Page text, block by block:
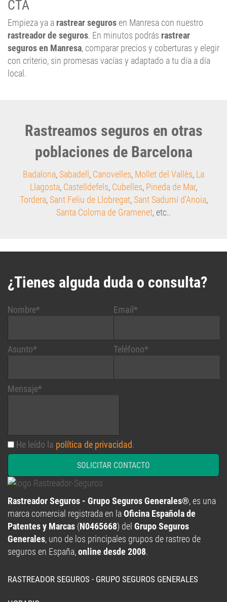
Empieza ya a
rastreador de seguros. En minutos podrás rastrear
seguros en Manresa, comparar precios y coberturas y elegir
con criterio, sin promesas vacías y adaptado a tu día a día
local.
poblaciones de Barcelona
Badalona,Sabadell,Canovelles ,Mollet del Vallès
Llagosta ,Castelldefels,Cubelles,Pineda de Mar ,
Tordera,Sant Feliu de Llobregat,Sant Sadurní d'Anoia
Santa Coloma de Gramenet, etc..
Nombre*
SOLICITAR CONTACTO
Rastreador Seguros - Grupo Seguros Generales®
marca comercial registrada en laOficina Española de
Patentes y Marcas(N0465668) delGrupo Seguros
Generales, uno de los principales grupos de rastreo de
seguros en España,online desde 2008.
Lunes a viernes: 9:00 / 21:00